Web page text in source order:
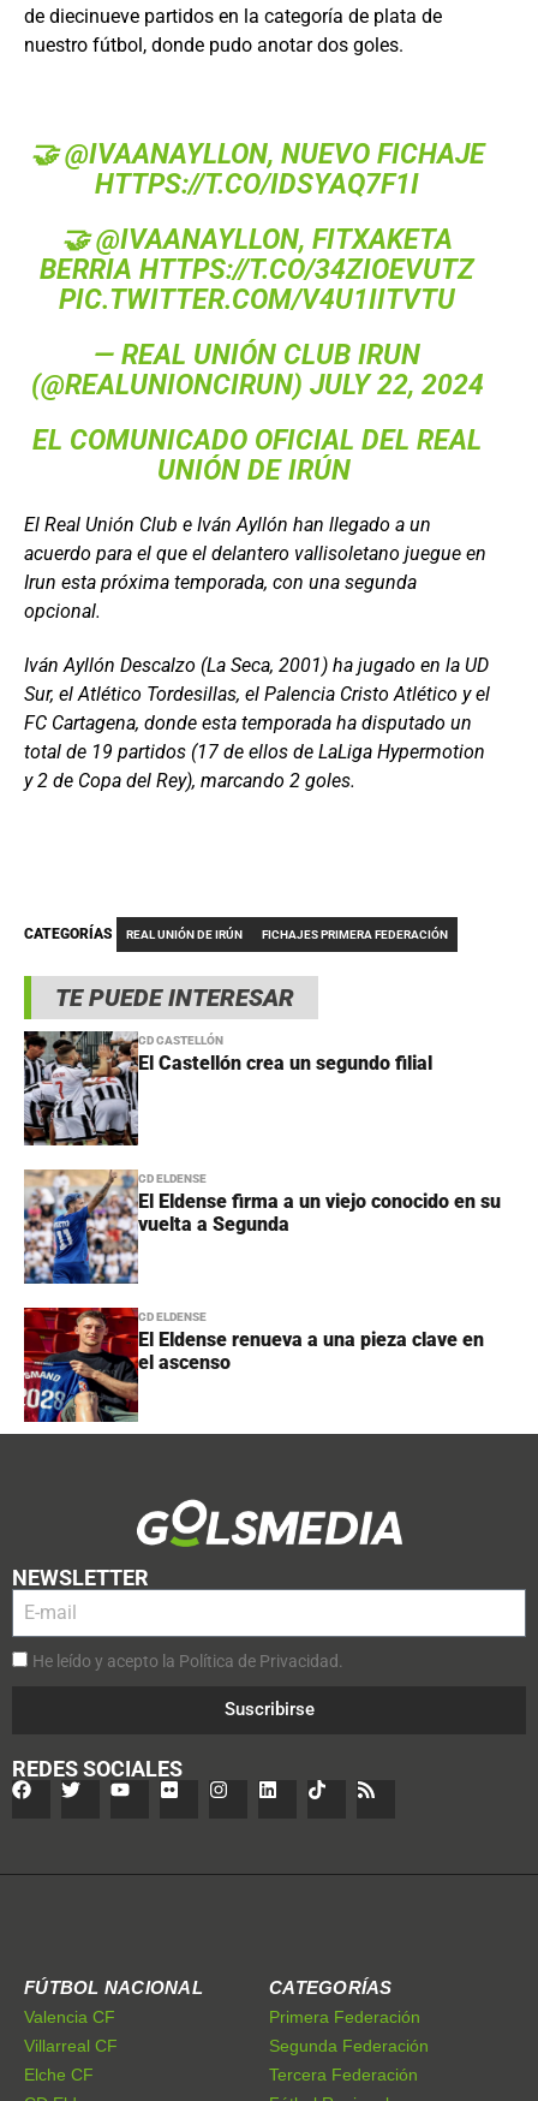
TE PUEDE INTERESAR
CD CASTELLÓN
El Castellón crea un segundo filial
CD ELDENSE
El Eldense firma a un viejo conocido en su
vuelta a Segunda
CD ELDENSE
El Eldense renueva a una pieza clave en
el ascenso
de diecinueve partidos en la categoría de plata de
nuestro fútbol, donde pudo anotar dos goles.
🤝@IVAANAYLLON, NUEVO FICHAJE
HTTPS://T.CO/IDSYAQ7F1I
🤝@IVAANAYLLON, FITXAKETA
BERRIA HTTPS://T.CO/34ZIOEVUTZ
PIC.TWITTER.COM/V4U1IITVTU
— REAL UNIÓN CLUB IRUN
(@REALUNIONCIRUN) JULY 22, 2024
EL COMUNICADO OFICIAL DEL REAL
UNIÓN DE IRÚN
El Real Unión Club e Iván Ayllón han llegado a un
acuerdo para el que el delantero vallisoletano juegue en
Irun esta próxima temporada, con una segunda
opcional.
Iván Ayllón Descalzo (La Seca, 2001) ha jugado en la UD
Sur, el Atlético Tordesillas, el Palencia Cristo Atlético y el
FC Cartagena, donde esta temporada ha disputado un
total de 19 partidos (17 de ellos de LaLiga Hypermotion
y 2 de Copa del Rey), marcando 2 goles.
CATEGORÍAS REAL UNIÓN DE IRÚN FICHAJES PRIMERA FEDERACIÓN
NEWSLETTER
He leído y acepto la Política de Privacidad.
Suscribirse
REDES SOCIALES
FÚTBOL NACIONAL
Valencia CF
Villarreal CF
Elche CF
CATEGORÍAS
Primera Federación
Segunda Federación
Tercera Federación